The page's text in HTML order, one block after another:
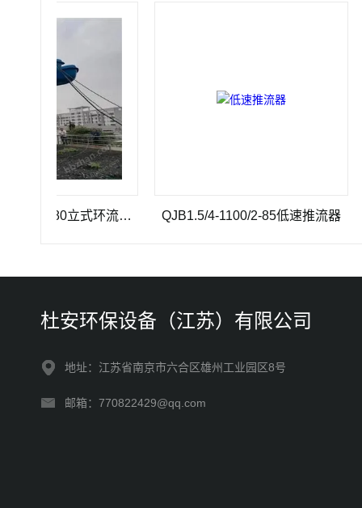
QJB7.5/12-620/3-480立式环流搅拌机 QJB1.5/4-1100/2-85低速推流器
杜安环保设备（江苏）有限公司
地址：江苏省南京市六合区雄州工业园区8号
邮箱：770822429@qq.com